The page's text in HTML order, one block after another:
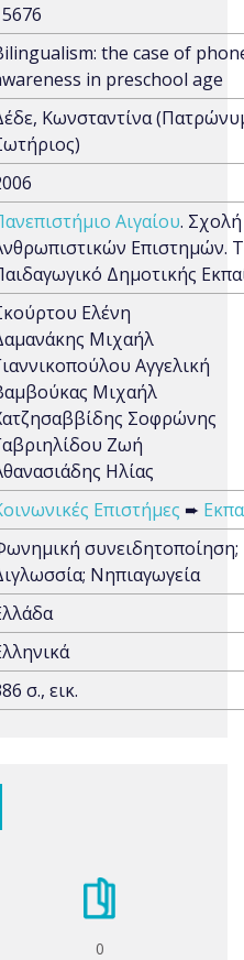
the case of
in preschool age
Κωνσταντίνα
Αιγαίου. Σχολή
Επιστημών.
Δημοτικής
Ελένη
Μιχαήλ
Αγγελική
Μιχαήλ
Σοφρώνης
Ζωή
Ηλίας
Επιστήμες ➨
συνειδητοποίηση;
Νηπιαγωγεία
σ., εικ.
0